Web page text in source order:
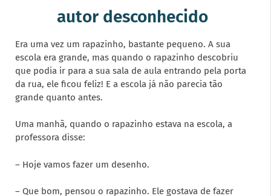
autor desconhecido
Era uma vez um rapazinho, bastante pequeno. A sua
escola era grande, mas quando o rapazinho descobriu
que podia ir para a sua sala de aula entrando pela porta
da rua, ele ficou feliz! E a escola já não parecia tão
grande quanto antes.
Uma manhã, quando o rapazinho estava na escola, a
professora disse:
– Hoje vamos fazer um desenho.
– Que bom, pensou o rapazinho. Ele gostava de fazer